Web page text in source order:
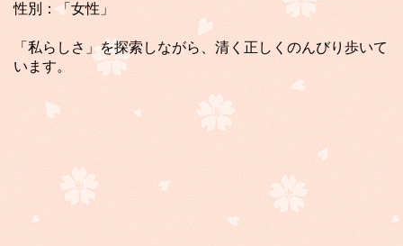
性別：「女性」
「私らしさ」を探索しながら、清く正しくのんびり歩いて
います。